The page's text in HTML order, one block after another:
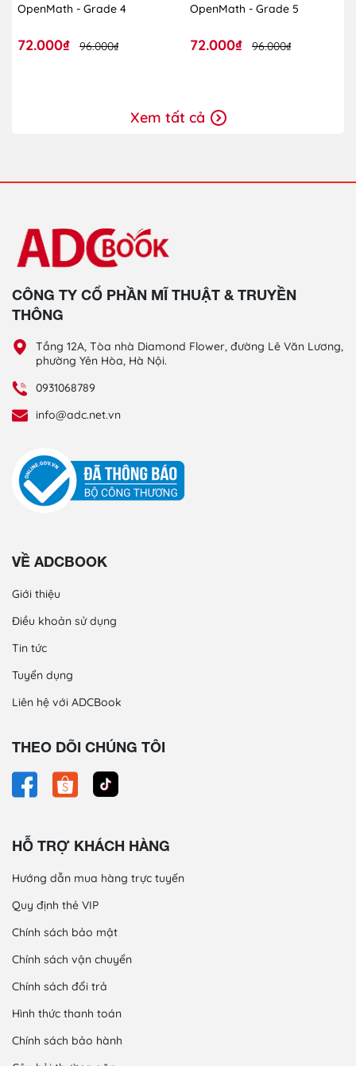
OpenMath - Grade 4
72.000₫ 96.000₫
OpenMath - Grade 5
72.000₫ 96.000₫
Xem tất cả
CÔNG TY CỔ PHẦN MĨ THUẬT & TRUYỀN
THÔNG
Tầng 12A, Tòa nhà Diamond Flower, đường Lê Văn Lương,
phường Yên Hòa, Hà Nội.
0931068789
info@adc.net.vn
VỀ ADCBOOK
Giới thiệu
Điều khoản sử dụng
Tin tức
Tuyển dụng
Liên hệ với ADCBook
THEO DÕI CHÚNG TÔI
HỖ TRỢ KHÁCH HÀNG
Hướng dẫn mua hàng trực tuyến
Quy định thẻ VIP
Chính sách bảo mật
Chính sách vận chuyển
Chính sách đổi trả
Hình thức thanh toán
Chính sách bảo hành